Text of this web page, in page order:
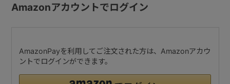
Amazonアカウントでログイン
AmazonPayを利用してご注文された方は、Amazonアカウ
ントでログインができます。